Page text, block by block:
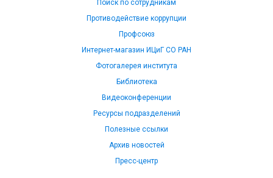
Поиск по сотрудникам
Противодействие коррупции
Профсоюз
Интернет-магазин ИЦиГ СО РАН
Фотогалерея института
Библиотека
Видеоконференции
Ресурсы подразделений
Полезные ссылки
Архив новостей
Пресс-центр